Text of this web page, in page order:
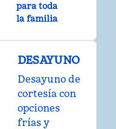
para toda
la familia
DESAYUNO
Desayuno de
cortesía con
opciones
frías y